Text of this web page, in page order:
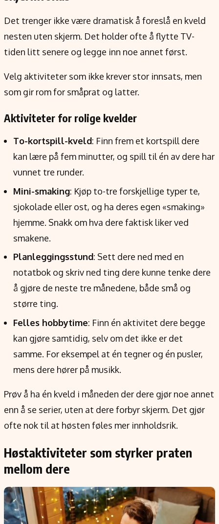
Det trenger ikke være dramatisk å foreslå en kveld
nesten uten skjerm. Det holder ofte å flytte TV-
tiden litt senere og legge inn noe annet først.
Velg aktiviteter som ikke krever stor innsats, men
som gir rom for småprat og latter.
Aktiviteter for rolige kvelder
To-kortspill-kveld: Finn frem et kortspill dere
kan lære på fem minutter, og spill til én av dere har
vunnet tre runder.
Mini-smaking: Kjøp to-tre forskjellige typer te,
sjokolade eller ost, og ha deres egen «smaking»
hjemme. Snakk om hva dere faktisk liker ved
smakene.
Planleggingsstund: Sett dere ned med en
notatbok og skriv ned ting dere kunne tenke dere
å gjøre de neste tre månedene, både små og
større ting.
Felles hobbytime: Finn én aktivitet dere begge
kan gjøre samtidig, selv om det ikke er det
samme. For eksempel at én tegner og én pusler,
mens dere hører på musikk.
Prøv å ha én kveld i måneden der dere gjør noe annet
enn å se serier, uten at dere forbyr skjerm. Det gjør
ofte nok til at høsten føles mer innholdsrik.
Høstaktiviteter som styrker praten
mellom dere